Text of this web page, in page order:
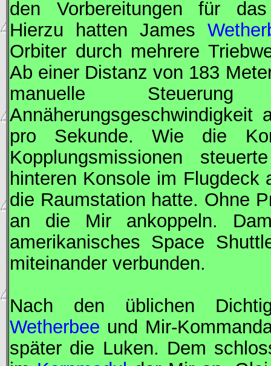
den Vorbereitungen für
Hierzu hatten James
Orbiter durch mehrere
Ab einer Distanz von 183
manuelle
pro Sekunde. Wie die
Kopplungsmissionen
hinteren Konsole im
die Raumstation hatte. Ohne
an die Mir ankoppeln.
amerikanisches Space
miteinander verbunden.
Nach den üblichen
Wetherbee und Mir-
später die Luken. Dem